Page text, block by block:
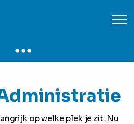
op welke plek je zit. Nu